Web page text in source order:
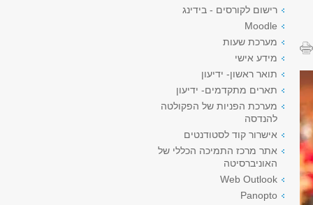
רישום לקורסים - בידינג
Moodle
מערכת שעות
מידע אישי
תואר ראשון- ידיעון
תארים מתקדמים- ידיעון
מערכת הפניות של הפקולטה
להנדסה
אישרור קוד לסטודנטים
אתר מרכז התמיכה הכללי של
האוניברסיטה
Web Outlook
Panopto